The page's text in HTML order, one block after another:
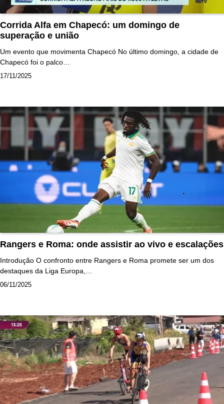
Corrida Alfa em Chapecó: um domingo de
superação e união
Um evento que movimenta Chapecó No último domingo, a cidade de
Chapecó foi o palco…
17/11/2025
Rangers e Roma: onde assistir ao vivo e escalações
Introdução O confronto entre Rangers e Roma promete ser um dos
destaques da Liga Europa,…
06/11/2025